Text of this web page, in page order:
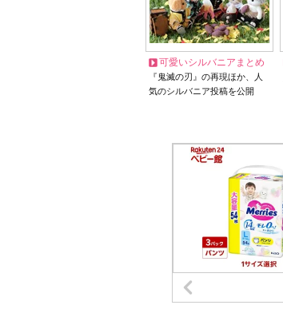
可愛いシルバニアまとめ
『鬼滅の刃』の再現ほか、人
気のシルバニア投稿を公開